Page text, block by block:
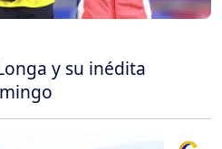
y su inédita